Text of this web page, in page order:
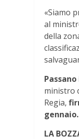
«Siamo
al
della
ministro
Regia,
gennaio.
LA